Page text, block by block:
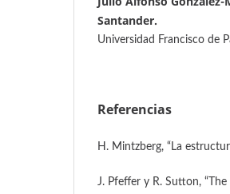
Santander.
Universidad Francisco de
Referencias
H. Mintzberg, “La
J. Pfeffer y R. Sutton,